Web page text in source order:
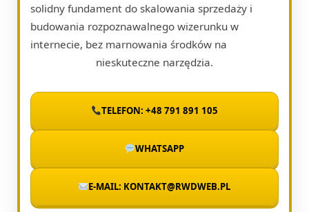
solidny fundament do skalowania sprzedaży i
budowania rozpoznawalnego wizerunku w
internecie, bez marnowania środków na
nieskuteczne narzędzia.
TELEFON: +48 791 891 105
WHATSAPP
E-MAIL: KONTAKT@RWDWEB.PL